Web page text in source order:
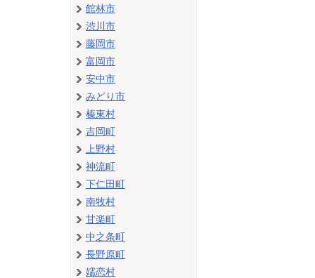
館林市
渋川市
藤岡市
富岡市
安中市
みどり市
榛東村
吉岡町
上野村
神流町
下仁田町
南牧村
甘楽町
中之条町
長野原町
嬬恋村